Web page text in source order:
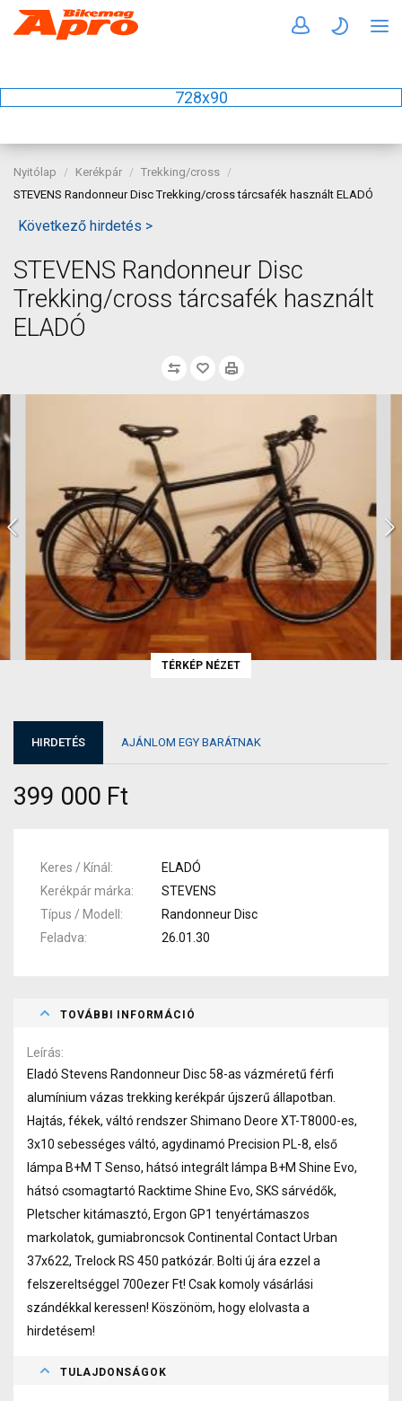
728x90
Nyitólap Kerékpár
Trekking/cross
STEVENS Randonneur Disc Trekking/cross tárcsafék használt ELADÓ
Következő hirdetés >
STEVENS Randonneur Disc
Trekking/cross tárcsafék használt
ELADÓ
TÉRKÉP NÉZET
HIRDETÉS AJÁNLOM EGY BARÁTNAK
399 000 Ft
Keres / Kínál
ELADÓ
Kerékpár márka
STEVENS
Típus / Modell
Randonneur Disc
Feladva
26.01.30
TOVÁBBI INFORMÁCIÓ
Leírás
Eladó Stevens Randonneur Disc 58-as vázméretű férfi
alumínium vázas trekking kerékpár újszerű állapotban.
Hajtás, fékek, váltó rendszer Shimano Deore XT-T8000-es,
3x10 sebességes váltó, agydinamó Precision PL-8, első
lámpa B+M T Senso, hátsó integrált lámpa B+M Shine Evo,
hátsó csomagtartó Racktime Shine Evo, SKS sárvédők,
Pletscher kitámasztó, Ergon GP1 tenyértámaszos
markolatok, gumiabroncsok Continental Contact Urban
37x622, Trelock RS 450 patkózár. Bolti új ára ezzel a
felszereltséggel 700ezer Ft! Csak komoly vásárlási
szándékkal keressen! Köszönöm, hogy elolvasta a
hirdetésem!
TULAJDONSÁGOK